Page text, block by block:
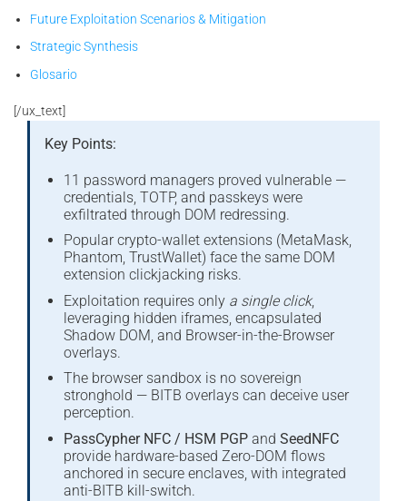
Future Exploitation Scenarios & Mitigation
Strategic Synthesis
Glosario
[/ux_text]
Key Points:
11 password managers proved vulnerable —
credentials, TOTP, and passkeys were
exfiltrated through DOM redressing.
Popular crypto-wallet extensions (MetaMask,
Phantom, TrustWallet) face the same DOM
extension clickjacking risks.
Exploitation requires only a single click,
leveraging hidden iframes, encapsulated
Shadow DOM, and Browser-in-the-Browser
overlays.
The browser sandbox is no sovereign
stronghold — BITB overlays can deceive user
perception.
PassCypher NFC / HSM PGPand SeedNFC
provide hardware-based Zero-DOM flows
anchored in secure enclaves, with integrated
anti-BITB kill-switch.